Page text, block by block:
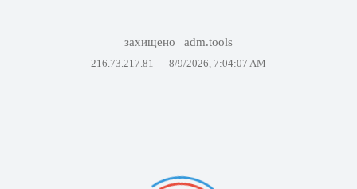
захищено adm.tools
216.73.217.81 — 8/9/2026, 7:04:07 AM